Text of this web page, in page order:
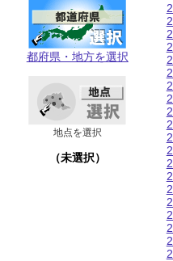
都府県・地方を選択
地点を選択
（未選択）